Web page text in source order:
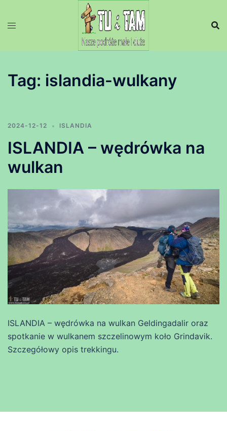
Tag: islandia-wulkany
2024-12-12 ISLANDIA
ISLANDIA – wędrówka na
wulkan
ISLANDIA – wędrówka na wulkan Geldingadalir oraz
spotkanie w wulkanem szczelinowym koło Grindavik.
Szczegółowy opis trekkingu.